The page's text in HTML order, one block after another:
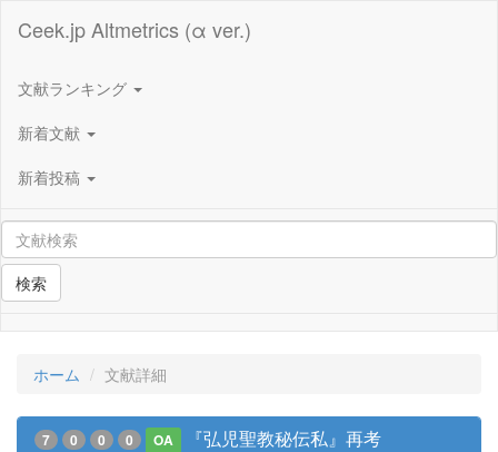
Ceek.jp Altmetrics (α ver.)
文献ランキング
新着文献
新着投稿
検索
ホーム 文献詳細
7 0 0 0 OA 『弘児聖教秘伝私』再考